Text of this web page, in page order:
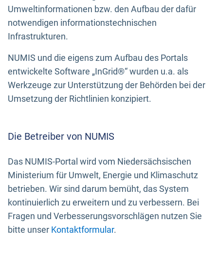
Umweltinformationen bzw. den Aufbau der dafür
notwendigen informationstechnischen
Infrastrukturen.
NUMIS und die eigens zum Aufbau des Portals
entwickelte Software „InGrid®“ wurden u.a. als
Werkzeuge zur Unterstützung der Behörden bei der
Umsetzung der Richtlinien konzipiert.
Die Betreiber von NUMIS
Das NUMIS-Portal wird vom Niedersächsischen
Ministerium für Umwelt, Energie und Klimaschutz
betrieben. Wir sind darum bemüht, das System
kontinuierlich zu erweitern und zu verbessern. Bei
Fragen und Verbesserungsvorschlägen nutzen Sie
bitte unser Kontaktformular.